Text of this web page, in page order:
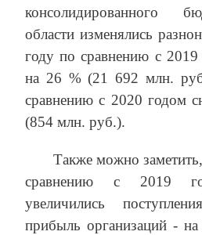
консолидированного
области изменялись
году по сравнению с 2019
на 26 % (21 692 млн.
сравнению с 2020 годом
(854 млн. руб.).
Также можно
сравнению с 2019
увеличились
прибыль организаций -